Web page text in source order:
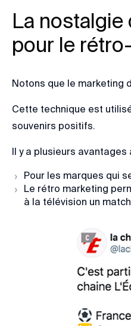
La nostalgie
pour le
Notons que le marketing
Cette technique est
souvenirs positifs.
Il y a plusieurs
Pour les marques qui
Le rétro marketing
à la télévision un